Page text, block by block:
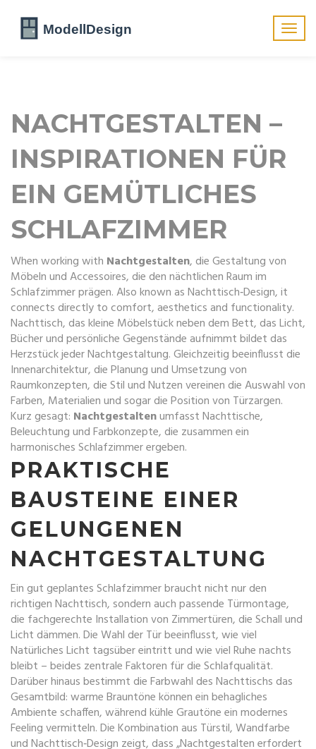
NACHTGESTALTEN –
INSPIRATIONEN FÜR
EIN GEMÜTLICHES
SCHLAFZIMMER
When working with Nachtgestalten, die Gestaltung von
Möbeln und Accessoires, die den nächtlichen Raum im
Schlafzimmer prägen. Also known asNachttisch‑Design, it
connects directly to comfort, aesthetics and functionality.
Nachttisch, das kleine Möbelstück neben dem Bett, das Licht,
Bücher und persönliche Gegenstände aufnimmtbildet das
Herzstück jeder Nachtgestaltung. Gleichzeitig beeinflusst die
Innenarchitektur, die Planung und Umsetzung von
Raumkonzepten, die Stil und Nutzen vereinen die Auswahl von
Farben, Materialien und sogar die Position von Türzargen.
Kurz gesagt: Nachtgestaltenumfasst Nachttische,
Beleuchtung und Farbkonzepte, die zusammen ein
harmonisches Schlafzimmer ergeben.
PRAKTISCHE
BAUSTEINE EINER
GELUNGENEN
NACHTGESTALTUNG
Ein gut geplantes Schlafzimmer braucht nicht nur den
richtigen Nachttisch, sondern auch passende Türmontage,
die fachgerechte Installation von Zimmertüren, die Schall und
Licht dämmen. Die Wahl der Tür beeinflusst, wie viel
Natürliches Licht tagsüber eintritt und wie viel Ruhe nachts
bleibt – beides zentrale Faktoren für die Schlafqualität.
Darüber hinaus bestimmt die Farbwahl des Nachttischs das
Gesamtbild: warme Brauntöne können ein behagliches
Ambiente schaffen, während kühle Grautöne ein modernes
Feeling vermitteln. Die Kombination aus Türstil, Wandfarbe
und Nachttisch‑Design zeigt, dass „Nachtgestalten erfordert